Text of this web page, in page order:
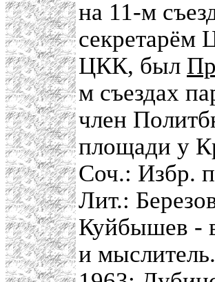
на 11-м
секретарём
ЦКК, был
м съездах
член
площади у
Соч.: Избр.
Лит.:
Куйбышев -
и